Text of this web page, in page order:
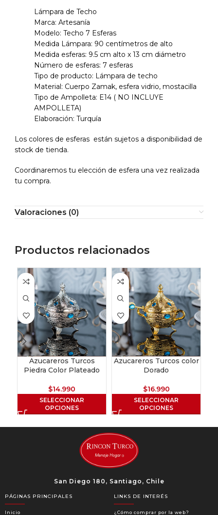
Lámpara de Techo
Marca: Artesanía
Modelo: Techo 7 Esferas
Medida Lámpara: 90 centímetros de alto
Medida esferas: 9.5 cm alto x 13 cm diámetro
Número de esferas: 7 esferas
Tipo de producto: Lámpara de techo
Material: Cuerpo Zamak, esfera vidrio, mostacilla
Tipo de Ampolleta: E14 ( NO INCLUYE
AMPOLLETA)
Elaboración: Turquía
Los colores de esferas están sujetos a disponibilidad de
stock de tienda.
Coordinaremos tu elección de esfera una vez realizada
tu compra.
Valoraciones (0)
Productos relacionados
Azucareros Turcos
Piedra Color Plateado
$14.990
SELECCIONAR
OPCIONES
Azucareros Turcos color
Dorado
$16.990
SELECCIONAR
OPCIONES
San Diego 180, Santiago, Chile
PÁGINAS PRINCIPALES
Inicio
LINKS DE INTERÉS
¿Cómo comprar por la web?